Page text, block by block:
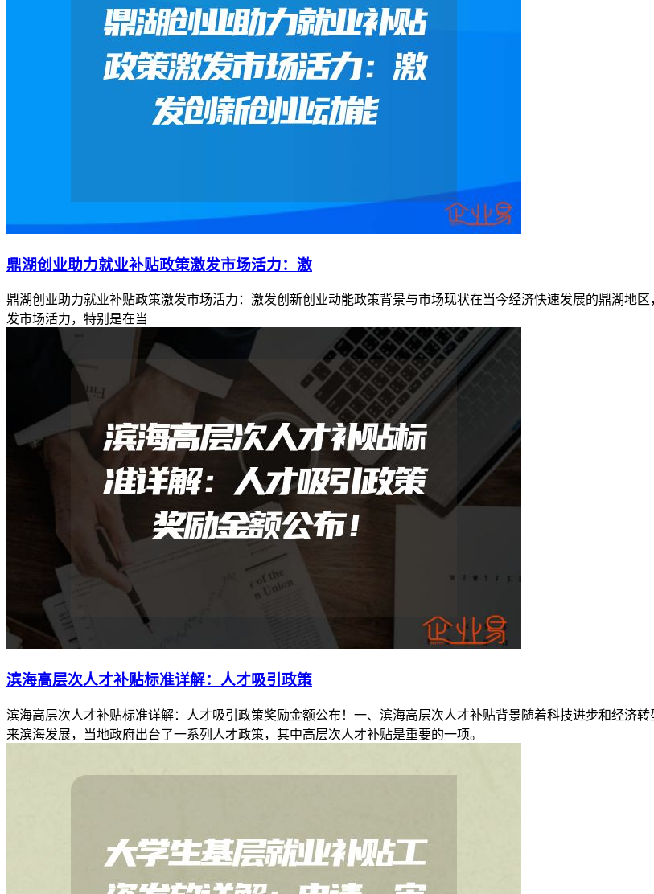
鼎湖创业助力就业补贴政策激发市场活力：激
鼎湖创业助力就业补贴政策激发市场活力：激发创新创业动能政策背景与市场现状在当今经济快速发展的鼎湖地
发市场活力，特别是在当
滨海高层次人才补贴标准详解：人才吸引政策
滨海高层次人才补贴标准详解：人才吸引政策奖励金额公布！一、滨海高层次人才补贴背景随着科技进步和经济
来滨海发展，当地政府出台了一系列人才政策，其中高层次人才补贴是重要的一项。